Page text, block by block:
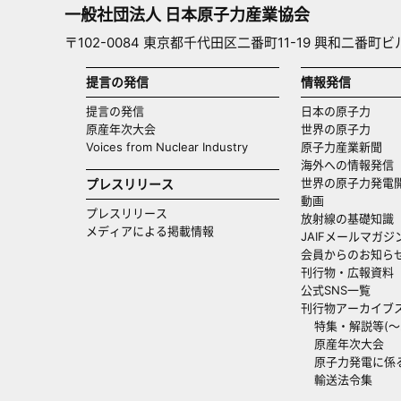
一般社団法人 日本原子力産業協会
〒102-0084 東京都千代田区二番町11-19 興和二番町ビ
提言の発信
提言の発信
原産年次大会
Voices from Nuclear Industry
プレスリリース
プレスリリース
メディアによる掲載情報
情報発信
日本の原子力
世界の原子力
原子力産業新聞
海外への情報発信
世界の原子力発電
動画
放射線の基礎知識
JAIFメールマガジ
会員からのお知ら
刊行物・広報資料
公式SNS一覧
刊行物アーカイブ
特集・解説等(
原産年次大会
原子力発電に係
輸送法令集